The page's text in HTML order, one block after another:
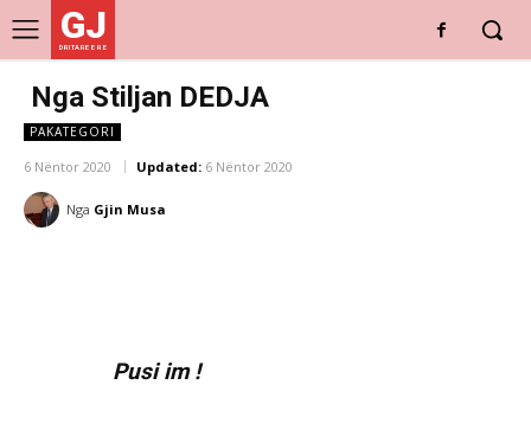
GJ
DRITARE E RE
Nga Stiljan DEDJA
PAKATEGORI
6 Nëntor 2020 Updated: 6 Nëntor 2020
Nga Gjin Musa
Pusi im !